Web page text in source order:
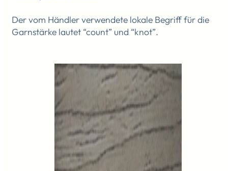
Der vom Händler verwendete lokale Begriff für die
Garnstärke lautet “count” und “knot”.